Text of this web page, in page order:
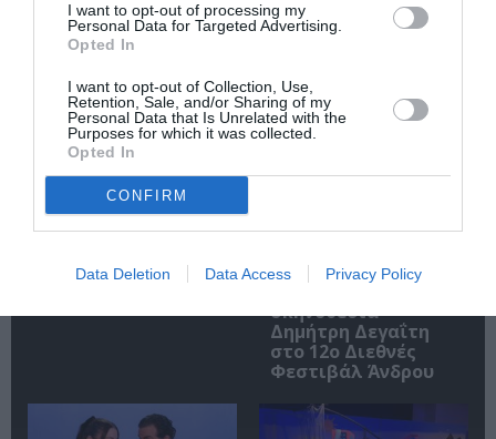
I want to opt-out of processing my
Personal Data for Targeted Advertising.
Opted In
I want to opt-out of Collection, Use,
Retention, Sale, and/or Sharing of my
Personal Data that Is Unrelated with the
Purposes for which it was collected.
Opted In
CONFIRM
Data Deletion Data Access Privacy Policy
Cinema – Αύγουστος
του Ντέιβιντ
σκηνοθεσία
Δημήτρη Δεγαΐτη
στο 12ο Διεθνές
Φεστιβάλ Άνδρου